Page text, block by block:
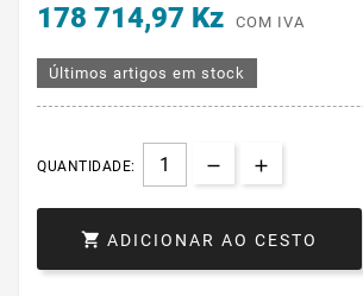
178 714,97 Kz COM IVA
Últimos artigos em stock
QUANTIDADE:
 ADICIONAR AO CESTO